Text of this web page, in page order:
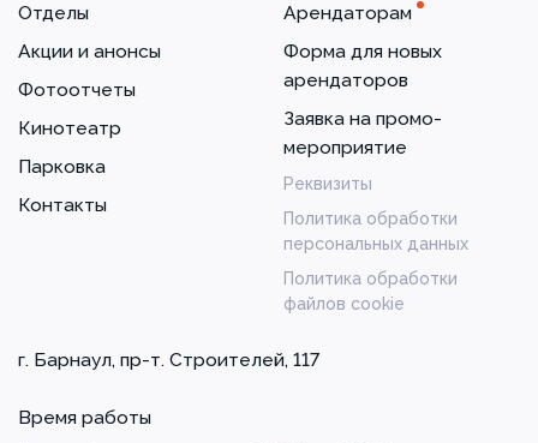
Отделы
Акции и анонсы
Фотоотчеты
Кинотеатр
Парковка
Контакты
Арендаторам
Форма для новых
арендаторов
Заявка на промо-
мероприятие
Реквизиты
Политика обработки
персональных данных
Политика обработки
файлов cookie
г. Барнаул, пр-т. Строителей, 117
Время работы